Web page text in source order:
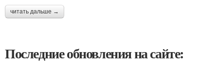
читать дальше →
Последние обновления на сайте: